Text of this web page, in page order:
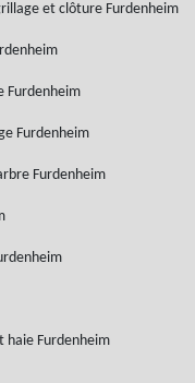
et clôture Furdenheim
Furdenheim
Furdenheim
Furdenheim
haie Furdenheim